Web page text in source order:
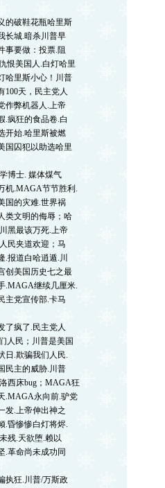
的破鞋花瓶哈里斯
长城.暗杀川普早
事要做：投票.阻
恨美国人.白灯哈里
哈里斯小心！川普
100天，民主党人
作弊机器人.上帝
.疯狂的食品卷.白
开始.哈里斯被燃
国囚犯以助选哈里
博士. 媒体煤气
机.MAGA节节胜利.
国的灾难.世界祸
类文明的侮辱；哈
黑最该万死.上帝
民夹道欢迎；马
.报道白哈逍遁.川
创美国历史七之最
.MAGA继续几厘米.
主党宣传部.卡马
了疯了.民主党人
人民；川普是美国
日.欺骗我们人民.
民主的威胁.川普
西床bug；MAGA狂
.MAGA永向前.驴党
发.上帝伸出神之
.昏惨惨白灯将烬.
残.天欲堕.赖以
.革命尚未成功同
执狂.川普/万斯政